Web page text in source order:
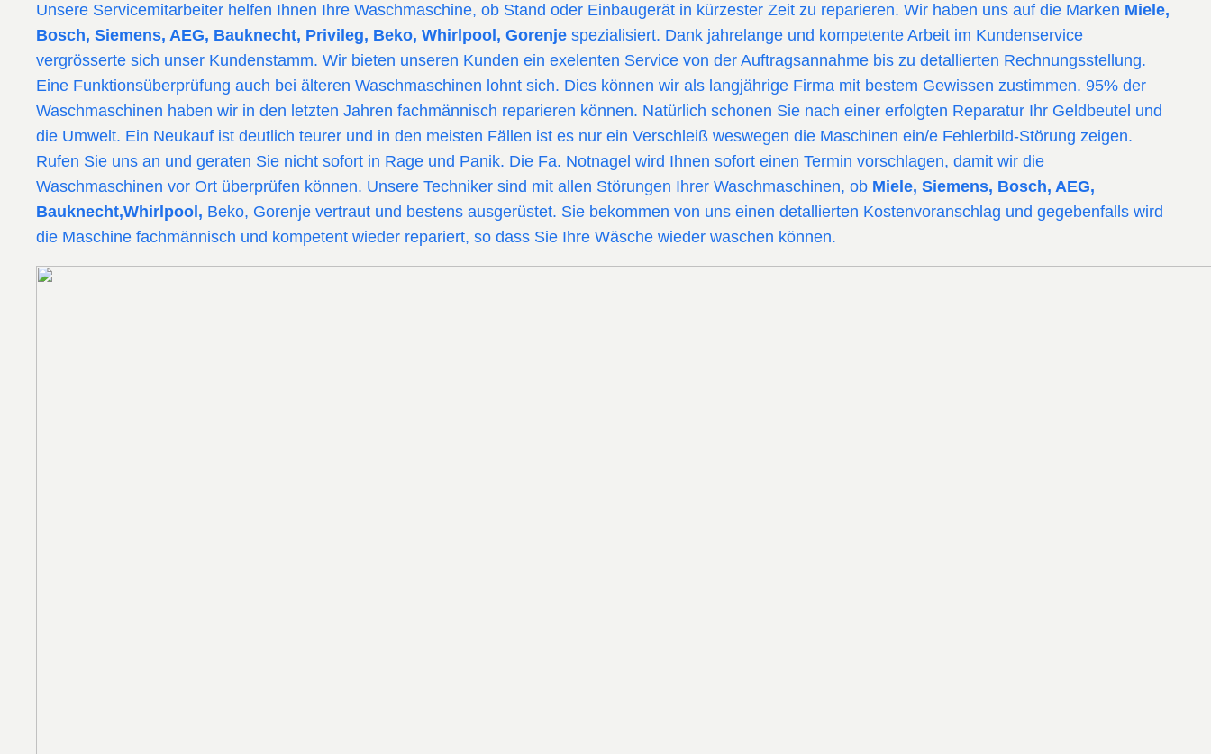
Unsere Servicemitarbeiter helfen Ihnen Ihre Waschmaschine, ob Stand oder Einbaugerät in kürzester Zeit zu reparieren. Wir haben uns auf die Marken Miele,
Bosch, Siemens, AEG, Bauknecht, Privileg, Beko, Whirlpool, Gorenje spezialisiert. Dank jahrelange und kompetente Arbeit im Kundenservice
vergrösserte sich unser Kundenstamm. Wir bieten unseren Kunden ein exelenten Service von der Auftragsannahme bis zu detallierten Rechnungsstellung.
Eine Funktionsüberprüfung auch bei älteren Waschmaschinen lohnt sich. Dies können wir als langjährige Firma mit bestem Gewissen zustimmen. 95% der
Waschmaschinen haben wir in den letzten Jahren fachmännisch reparieren können. Natürlich schonen Sie nach einer erfolgten Reparatur Ihr Geldbeutel und
die Umwelt. Ein Neukauf ist deutlich teurer und in den meisten Fällen ist es nur ein Verschleiß weswegen die Maschinen ein/e Fehlerbild-Störung zeigen.
Rufen Sie uns an und geraten Sie nicht sofort in Rage und Panik. Die Fa. Notnagel wird Ihnen sofort einen Termin vorschlagen, damit wir die
Waschmaschinen vor Ort überprüfen können. Unsere Techniker sind mit allen Störungen Ihrer Waschmaschinen, ob Miele, Siemens, Bosch, AEG,
Bauknecht,Whirlpool, Beko, Gorenje vertraut und bestens ausgerüstet. Sie bekommen von uns einen detallierten Kostenvoranschlag und gegebenfalls wird
die Maschine fachmännisch und kompetent wieder repariert, so dass Sie Ihre Wäsche wieder waschen können.